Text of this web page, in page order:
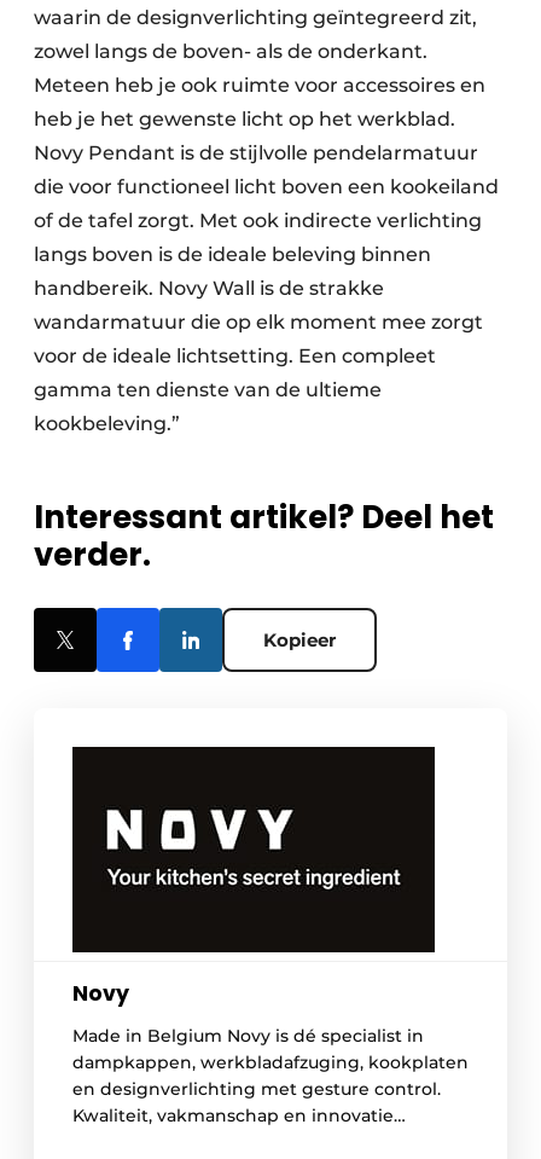
waarin de designverlichting geïntegreerd zit,
zowel langs de boven- als de onderkant.
Meteen heb je ook ruimte voor accessoires en
heb je het gewenste licht op het werkblad.
Novy Pendant is de stijlvolle pendelarmatuur
die voor functioneel licht boven een kookeiland
of de tafel zorgt. Met ook indirecte verlichting
langs boven is de ideale beleving binnen
handbereik. Novy Wall is de strakke
wandarmatuur die op elk moment mee zorgt
voor de ideale lichtsetting. Een compleet
gamma ten dienste van de ultieme
kookbeleving.”
Interessant artikel? Deel het
verder.
Kopieer
Novy
Made in Belgium Novy is dé specialist in
dampkappen, werkbladafzuging, kookplaten
en designverlichting met gesture control.
Kwaliteit, vakmanschap en innovatie